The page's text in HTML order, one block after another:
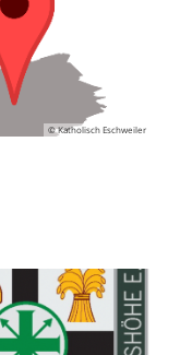
© Katholisch Eschweiler